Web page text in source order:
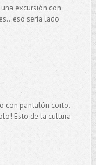
excursión con
sería lado
con pantalón corto.
Esto de la cultura